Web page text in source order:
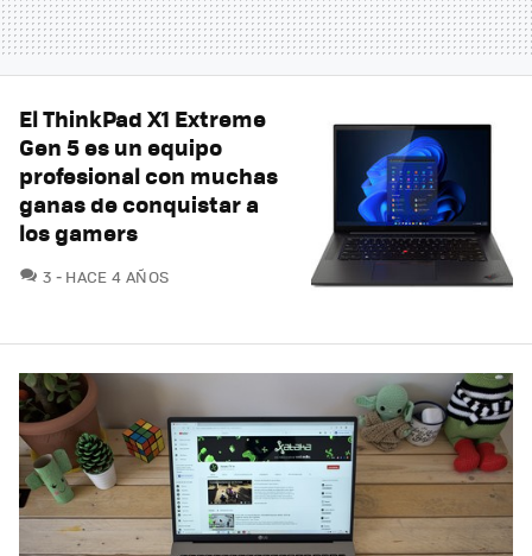
El ThinkPad X1 Extreme
Gen 5 es un equipo
profesional con muchas
ganas de conquistar a
los gamers
3 COMENTARIOS
HACE 4 AÑOS